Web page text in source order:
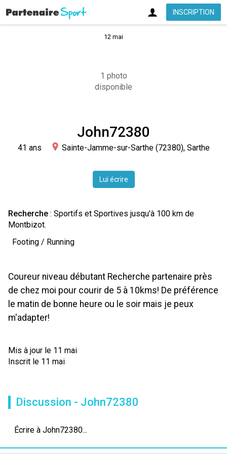
INSCRIPTION
12 mai
1 photo
disponible
John72380
41 ans Sainte-Jamme-sur-Sarthe (72380), Sarthe
Lui écrire
Recherche : Sportifs et Sportives jusqu'à 100 km de
Montbizot.
Footing / Running
Coureur niveau débutant Recherche partenaire près
de chez moi pour courir de 5 à 10kms! De préférence
le matin de bonne heure ou le soir mais je peux
m'adapter!
Mis à jour le 11 mai
Inscrit le 11 mai
Discussion - John72380
Écrire à John72380...